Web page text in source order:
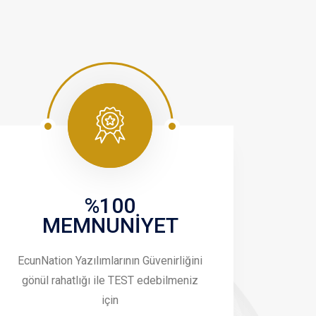
%100
MEMNUNİYET
EcunNation Yazılımlarının Güvenirliğini
gönül rahatlığı ile TEST edebilmeniz
için